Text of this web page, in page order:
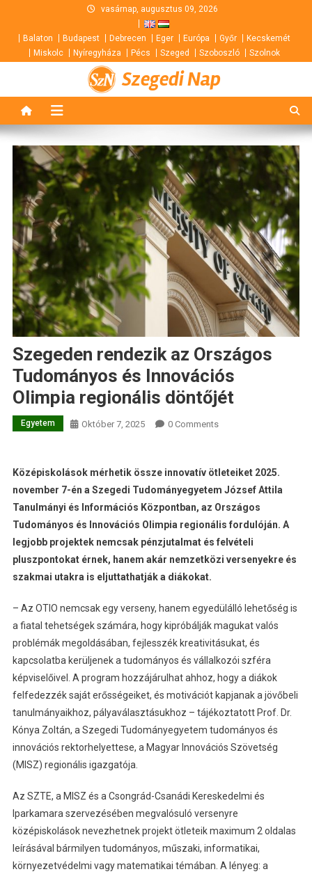
content
vasárnap, augusztus 09, 2026
Balaton Budapest Debrecen Eger Európa Győr
Kecskemét
Miskolc
Nyíregyháza Pécs Szeged Szoboszló Szolnok
Szegedi Nap
Szegeden rendezik az Országos
Tudományos és Innovációs
Olimpia regionális döntőjét
Egyetem Október 7, 2025 0 Comments
Középiskolások mérhetik össze innovatív ötleteiket 2025.
november 7-én a Szegedi Tudományegyetem József Attila
Tanulmányi és Információs Központban, az Országos
Tudományos és Innovációs Olimpia regionális fordulóján. A
legjobb projektek nemcsak pénzjutalmat és felvételi
pluszpontokat érnek, hanem akár nemzetközi versenyekre és
szakmai utakra is eljuttathatják a diákokat.
– Az OTIO nemcsak egy verseny, hanem egyedülálló lehetőség is
a fiatal tehetségek számára, hogy kipróbálják magukat valós
problémák megoldásában, fejlesszék kreativitásukat, és
kapcsolatba kerüljenek a tudományos és vállalkozói szféra
képviselőivel. A program hozzájárulhat ahhoz, hogy a diákok
felfedezzék saját erősségeiket, és motivációt kapjanak a jövőbeli
tanulmányaikhoz, pályaválasztásukhoz – tájékoztatott Prof. Dr.
Kónya Zoltán, a Szegedi Tudományegyetem tudományos és
innovációs rektorhelyettese, a Magyar Innovációs Szövetség
(MISZ) regionális igazgatója.
Az SZTE, a MISZ és a Csongrád-Csanádi Kereskedelmi és
Iparkamara szervezésében megvalósuló versenyre
középiskolások nevezhetnek projekt ötleteik maximum 2 oldalas
leírásával bármilyen tudományos, műszaki, informatikai,
környezetvédelmi vagy matematikai témában. A lényeg: a